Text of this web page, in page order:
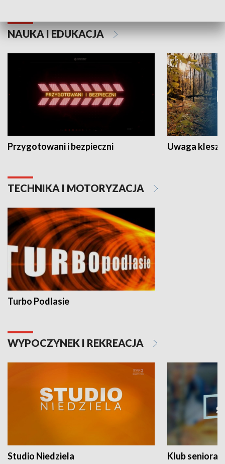
NAUKA I EDUKACJA
Przygotowani i bezpieczni Uwaga
TECHNIKA I MOTORYZACJA
Turbo Podlasie
WYPOCZYNEK I REKREACJA
Studio Niedziela Klub seniora